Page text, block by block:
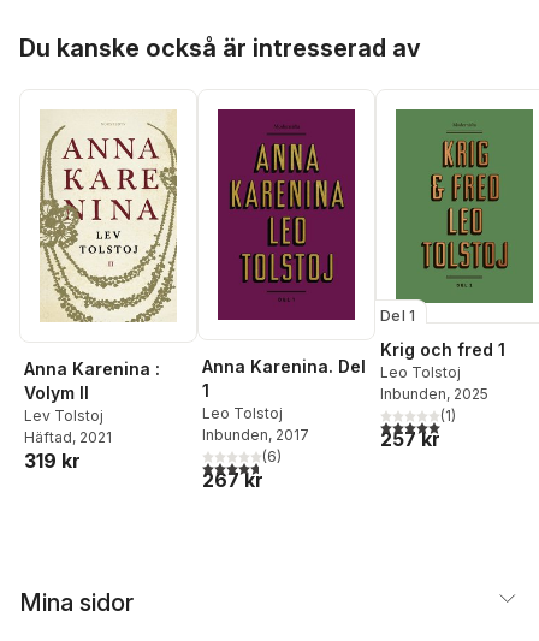
Du kanske också är intresserad av
Anna Karenina :
Volym II
Lev Tolstoj
Häftad, 2021
319 kr
Anna Karenina. Del
1
Leo Tolstoj
Inbunden, 2017
4,7utav 5 stjärnor. Totalt antal röster:
(6)
267 kr
Del 1
Krig och fred 1
Leo Tolstoj
Inbunden, 2025
5,0utav 5 stjärnor.
(1)
257 kr
Mina sidor